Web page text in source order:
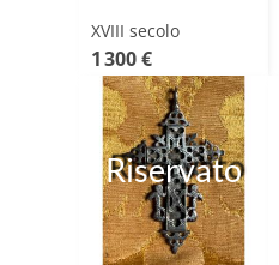
XVIII secolo
1 300 €
Riservato